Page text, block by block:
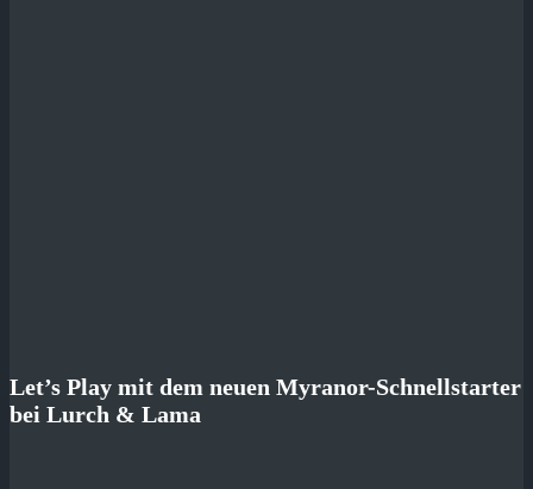
Let’s Play mit dem neuen Myranor-Schnellstarter
bei Lurch & Lama